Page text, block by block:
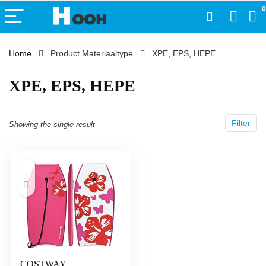
0
Home Product Materiaaltype ‎XPE, EPS, HEPE
‎XPE, EPS, HEPE
Filter
Showing the single result
COSTWAY